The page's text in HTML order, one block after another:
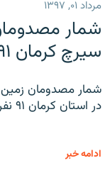
مرداد ۰۱, ۱۳۹۷
شمار
سیرچ کرمان ۹۱ نفر اعلام شد
شمار مصدومان زمین
در استان کرمان ۹۱ نفر اعلام شد.
ادامه خبر